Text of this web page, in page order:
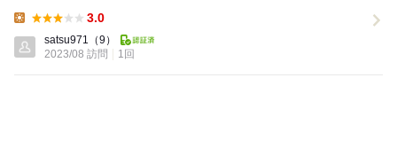
3.0
satsu971 （9）
2023/08 訪問
1回